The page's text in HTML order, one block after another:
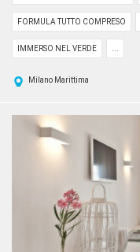
FORMULA TUTTO COMPRESO
IMMERSO NEL VERDE
Milano Marittima